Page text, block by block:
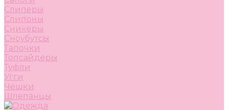
Слиперы
Слипоны
Сникеры
Сноубутсы
Тапочки
Топсайдеры
Туфли
Угги
Чешки
Шлепанцы